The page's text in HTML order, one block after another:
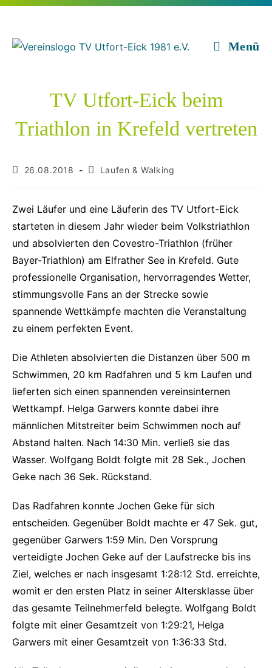
Zum
springen
Menü
TV Utfort-Eick beim
Triathlon in Krefeld vertreten
Beitrag
26.08.2018
Beitrags-
Laufen & Walking
Zwei Läufer und eine Läuferin des TV Utfort-Eick
starteten in diesem Jahr wieder beim Volkstriathlon
und absolvierten den Covestro-Triathlon (früher
Bayer-Triathlon) am Elfrather See in Krefeld. Gute
professionelle Organisation, hervorragendes Wetter,
stimmungsvolle Fans an der Strecke sowie
spannende Wettkämpfe machten die Veranstaltung
zu einem perfekten Event.
Die Athleten absolvierten die Distanzen über 500 m
Schwimmen, 20 km Radfahren und 5 km Laufen und
lieferten sich einen spannenden vereinsinternen
Wettkampf. Helga Garwers konnte dabei ihre
männlichen Mitstreiter beim Schwimmen noch auf
Abstand halten. Nach 14:30 Min. verließ sie das
Wasser. Wolfgang Boldt folgte mit 28 Sek., Jochen
Geke nach 36 Sek. Rückstand.
Das Radfahren konnte Jochen Geke für sich
entscheiden. Gegenüber Boldt machte er 47 Sek. gut,
gegenüber Garwers 1:59 Min. Den Vorsprung
verteidigte Jochen Geke auf der Laufstrecke bis ins
Ziel, welches er nach insgesamt 1:28:12 Std. erreichte,
womit er den ersten Platz in seiner Altersklasse über
das gesamte Teilnehmerfeld belegte. Wolfgang Boldt
folgte mit einer Gesamtzeit von 1:29:21, Helga
Garwers mit einer Gesamtzeit von 1:36:33 Std.